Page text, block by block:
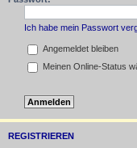
Ich habe mein Passwort
Angemeldet bleiben
Meinen Online-Status
REGISTRIEREN